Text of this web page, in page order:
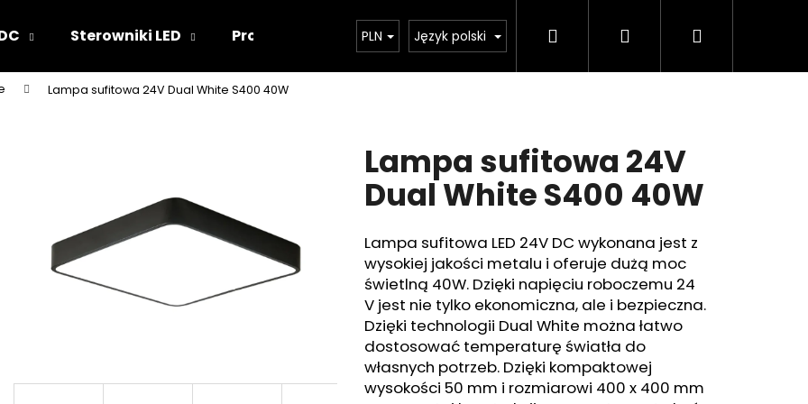
Sterowniki LED Projekty oświetlenia Kalkulator oświetlenia
PLN Język polski Szukaj Zaloguj Koszyk
Lampa sufitowa 24V Dual White S400 40W
Lampa sufitowa 24V
Dual White S400 40W
Lampa sufitowa LED 24V DC wykonana jest z
wysokiej jakości metalu i oferuje dużą moc
świetlną 40W. Dzięki napięciu roboczemu 24
V jest nie tylko ekonomiczna, ale i bezpieczna.
Dzięki technologii Dual White można łatwo
dostosować temperaturę światła do
własnych potrzeb. Dzięki kompaktowej
wysokości 50 mm i rozmiarowi 400 x 400 mm
Czego szukasz?
Polecamy